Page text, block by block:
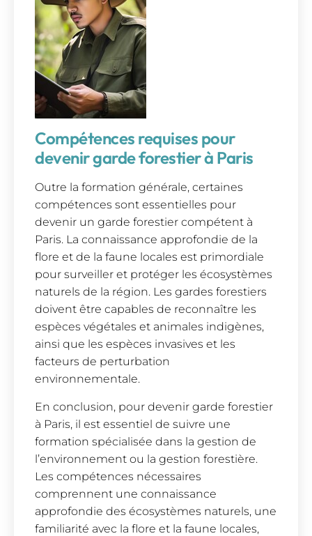
Compétences requises pour
devenir garde forestier à Paris
Outre la formation générale, certaines
compétences sont essentielles pour
devenir un garde forestier compétent à
Paris. La connaissance approfondie de la
flore et de la faune locales est primordiale
pour surveiller et protéger les écosystèmes
naturels de la région. Les gardes forestiers
doivent être capables de reconnaître les
espèces végétales et animales indigènes,
ainsi que les espèces invasives et les
facteurs de perturbation
environnementale.
En conclusion, pour devenir garde forestier
à Paris, il est essentiel de suivre une
formation spécialisée dans la gestion de
l’environnement ou la gestion forestière.
Les compétences nécessaires
comprennent une connaissance
approfondie des écosystèmes naturels, une
familiarité avec la flore et la faune locales,